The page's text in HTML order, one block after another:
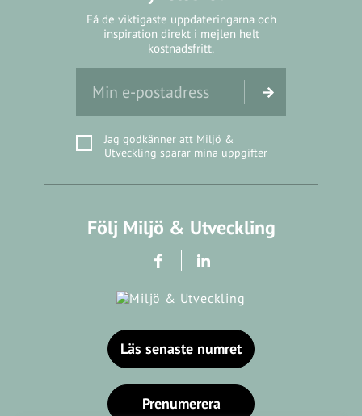
Få de viktigaste uppdateringarna och
inspiration direkt i mejlen helt
kostnadsfritt.
Jag godkänner att Miljö &
Utveckling sparar mina uppgifter
Följ Miljö & Utveckling
Läs senaste numret
Prenumerera